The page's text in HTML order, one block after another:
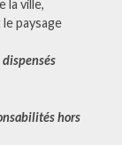
la ville,
paysage
hors